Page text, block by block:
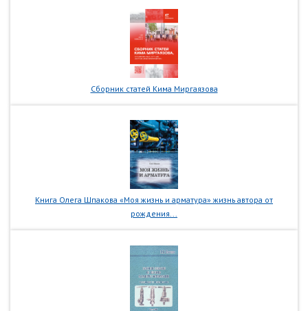
Сборник статей Кима Миргаязова
Книга Олега Шпакова «Моя жизнь и арматура» жизнь автора от
рождения...